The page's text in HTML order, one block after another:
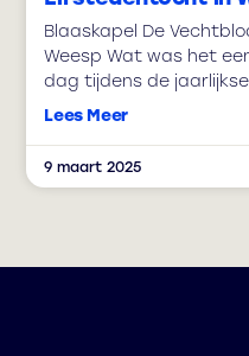
Blaaskapel De
Weesp Wat was het
dag tijdens de
Lees Meer
9 maart 2025